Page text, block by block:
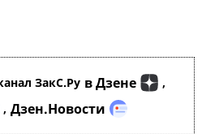
ЗакС.Ру в Дзене ,
, Дзен.Новости